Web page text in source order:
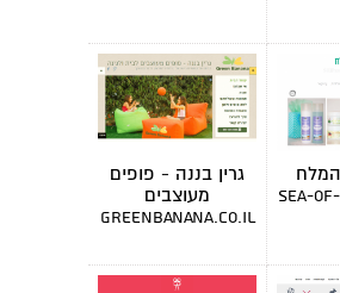
sea-
גרין בננה - פופים
מעוצבים
greenbanana.co.il